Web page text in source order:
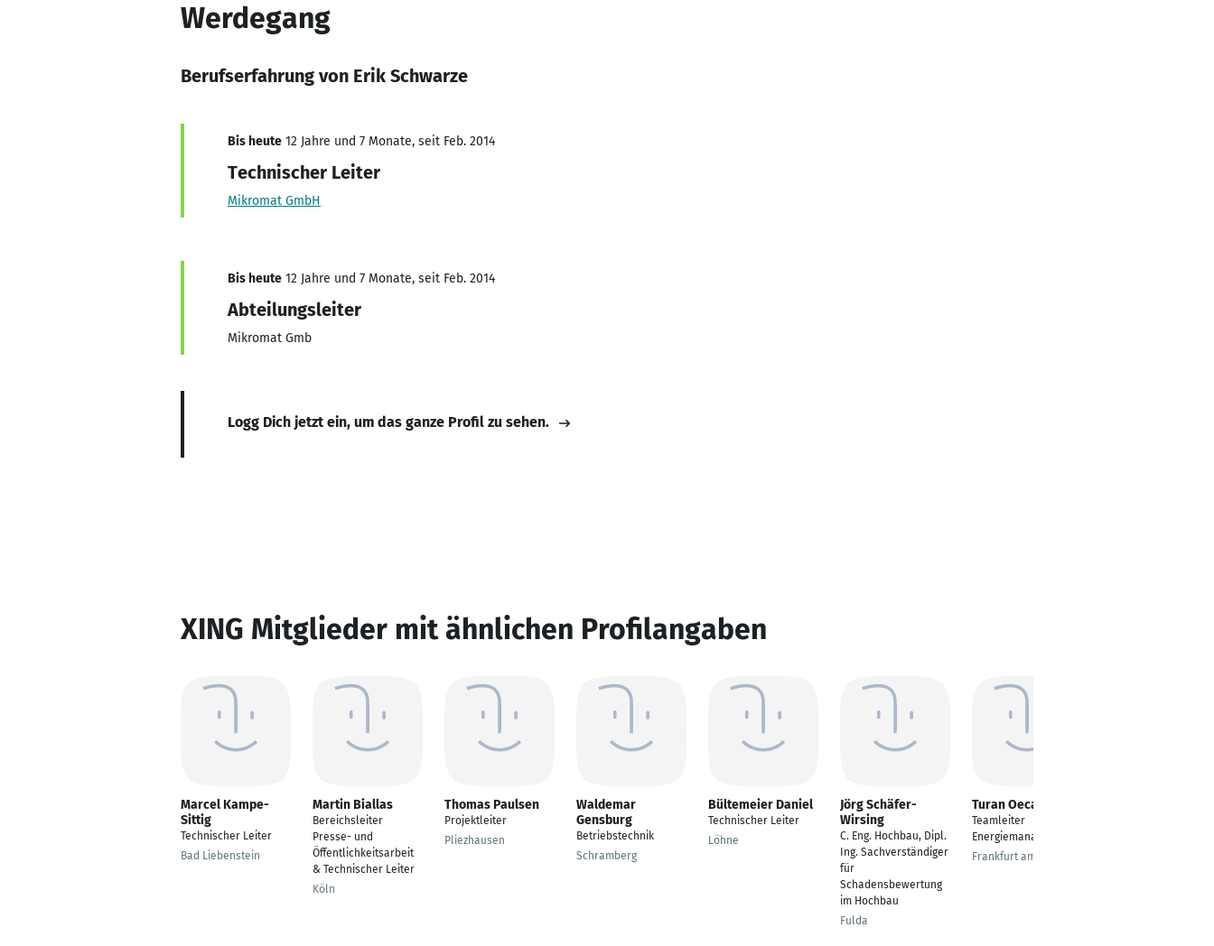
Werdegang
Berufserfahrung von Erik Schwarze
Bis heute 12 Jahre und 7 Monate, seit Feb. 2014
Technischer Leiter
Mikromat GmbH
Bis heute 12 Jahre und 7 Monate, seit Feb. 2014
Abteilungsleiter
Mikromat Gmb
Logg Dich jetzt ein, um das ganze Profil zu sehen.
XING Mitglieder mit ähnlichen Profilangaben
Marcel Kampe-
Sittig
Technischer Leiter
Bad Liebenstein
Martin Biallas
Bereichsleiter
Presse- und
Öffentlichkeitsarbeit
& Technischer Leiter
Köln
Thomas Paulsen
Projektleiter
Pliezhausen
Waldemar
Gensburg
Betriebstechnik
Schramberg
Bültemeier Daniel
Technischer Leiter
Löhne
Jörg Schäfer-
Wirsing
C. Eng. Hochbau, Dipl.
Ing. Sachverständiger
für
Schadensbewertung
im Hochbau
Fulda
Turan Oecalan
Teamleiter
Energiemanagement
Frankfurt am Main